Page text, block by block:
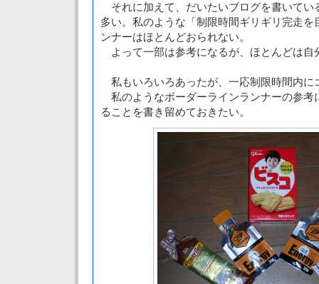
それに加えて、だいたいブログを書いてい
多い。私のような「制限時間ギリギリ完走
ンナーはほとんどおられない。
よって一部は参考になるが、ほとんどは自
私もいろいろあったが、一応制限時間内に
私のようなボーダーラインランナーの参考
ることを書き留めておきたい。